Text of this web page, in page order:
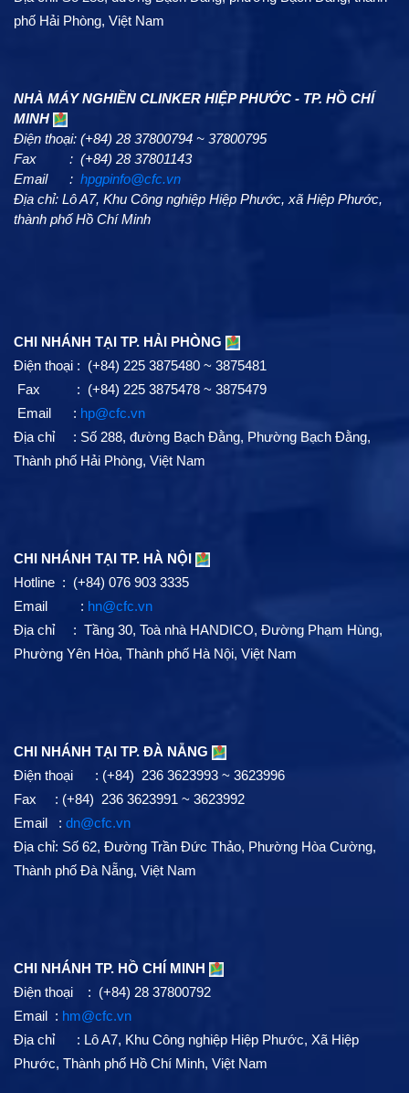
phố Hải Phòng, Việt Nam
NHÀ MÁY NGHIỀN CLINKER HIỆP PHƯỚC - TP. HỒ CHÍ
MINH
Điện thoại: (+84) 28 37800794 ~ 37800795
Fax : (+84) 28 37801143
Email : hpgpinfo@cfc.vn
Địa chỉ: Lô A7, Khu Công nghiệp Hiệp Phước, xã Hiệp Phước,
thành phố Hồ Chí Minh
CHI NHÁNH TẠI TP. HẢI PHÒNG
Điện thoại : (+84) 225 3875480 ~ 3875481
Fax : (+84) 225 3875478 ~ 3875479
Email : hp@cfc.vn
Địa chỉ : Số 288, đường Bạch Đằng, Phường Bạch Đằng,
Thành phố Hải Phòng, Việt Nam
CHI NHÁNH TẠI TP. HÀ NỘI
Hotline : (+84) 076 903 3335
Email : hn@cfc.vn
Địa chỉ : Tầng 30, Toà nhà HANDICO, Đường Phạm Hùng,
Phường Yên Hòa, Thành phố Hà Nội, Việt Nam
CHI NHÁNH TẠI TP. ĐÀ NẴNG
Điện thoại : (+84) 236 3623993 ~ 3623996
Fax : (+84) 236 3623991 ~ 3623992
Email : dn@cfc.vn
Địa chỉ: Số 62, Đường Trần Đức Thảo, Phường Hòa Cường,
Thành phố Đà Nẵng, Việt Nam
CHI NHÁNH TP. HỒ CHÍ MINH
Điện thoại : (+84) 28 37800792
Email : hm@cfc.vn
Địa chỉ : Lô A7, Khu Công nghiệp Hiệp Phước, Xã Hiệp
Phước, Thành phố Hồ Chí Minh, Việt Nam